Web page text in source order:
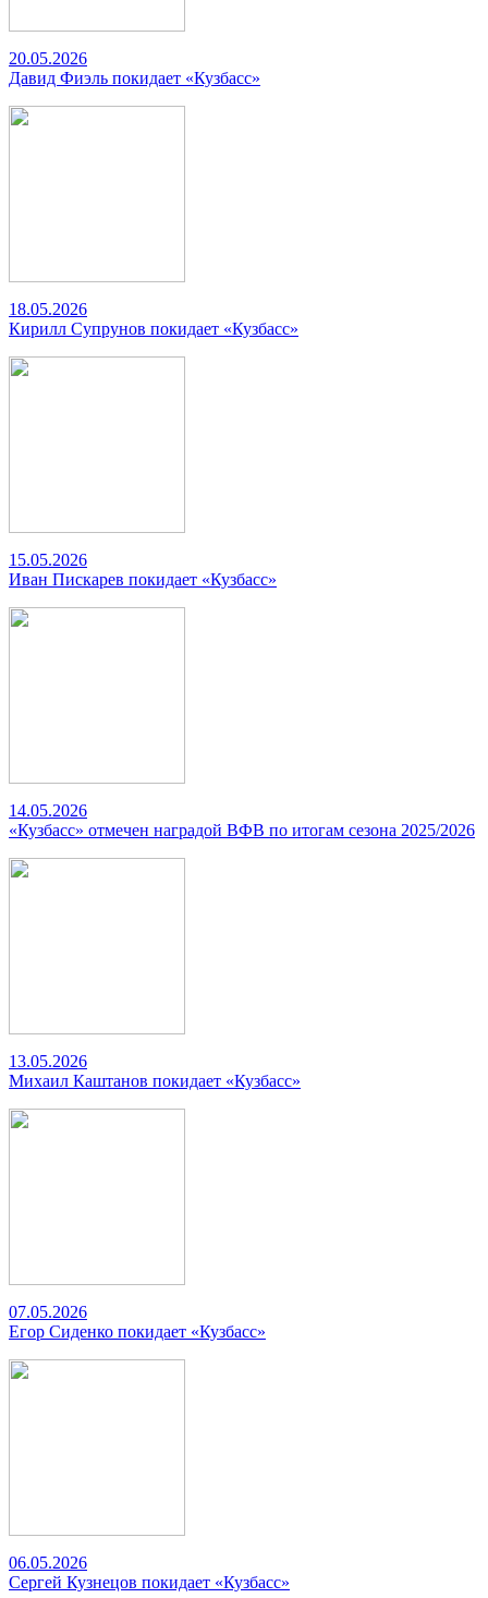
20.05.2026
Давид Фиэль покидает «Кузбасс»
18.05.2026
Кирилл Супрунов покидает «Кузбасс»
15.05.2026
Иван Пискарев покидает «Кузбасс»
14.05.2026
«Кузбасс» отмечен наградой ВФВ по итогам сезона 2025/2026
13.05.2026
Михаил Каштанов покидает «Кузбасс»
07.05.2026
Егор Сиденко покидает «Кузбасс»
06.05.2026
Сергей Кузнецов покидает «Кузбасс»